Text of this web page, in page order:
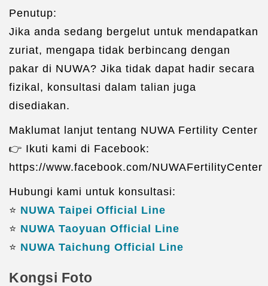
Penutup:
Jika anda sedang bergelut untuk mendapatkan
zuriat, mengapa tidak berbincang dengan
pakar di NUWA? Jika tidak dapat hadir secara
fizikal, konsultasi dalam talian juga
disediakan.
Maklumat lanjut tentang NUWA Fertility Center
👉 Ikuti kami di Facebook:
https://www.facebook.com/NUWAFertilityCenter
Hubungi kami untuk konsultasi:
⭐️ NUWA Taipei Official Line
⭐️ NUWA Taoyuan Official Line
⭐️ NUWA Taichung Official Line
Kongsi Foto